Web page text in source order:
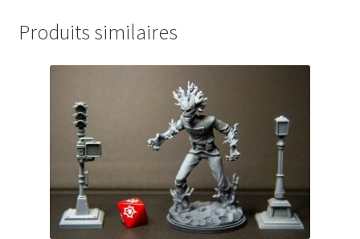
Produits similaires